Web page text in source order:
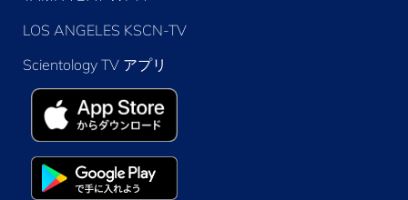
LOS ANGELES KSCN-TV
Scientology TV アプリ